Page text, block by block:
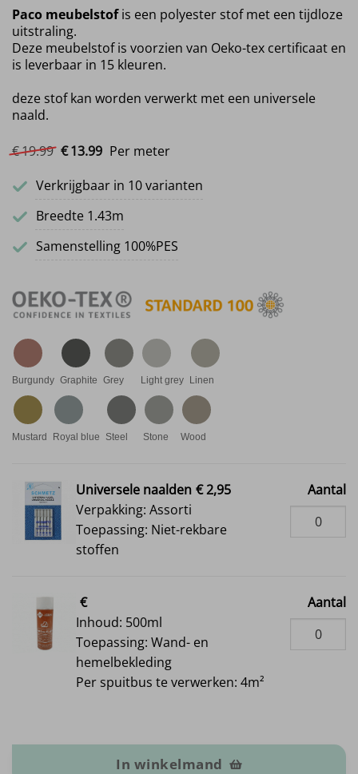
Paco meubelstofis een polyester stof met een tijdloze
uitstraling.
Deze meubelstof is voorzien van Oeko-tex certificaat en
is leverbaar in 15 kleuren.
deze stof kan worden verwerkt met een universele
naald.
€19.99 Oorspronkelijke prijs was: €19.99.
€13.99Huidige prijs is: €13.99.
Per meter
Verkrijgbaar in 10 varianten
Breedte 1.43m
Samenstelling 100%PES
Burgundy Graphite Grey Light grey Linen
Mustard Royal blue Steel Stone Wood
Universele naalden € 2,95
Verpakking: Assorti
Toepassing: Niet-rekbare
stoffen
Aantal
€
Inhoud: 500ml
Toepassing: Wand- en
hemelbekleding
Per spuitbus te verwerken: 4m²
Aantal
In winkelmand